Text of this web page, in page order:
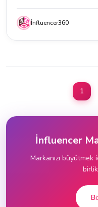
İnfluencer360
1
İnfluencer
Markanızı